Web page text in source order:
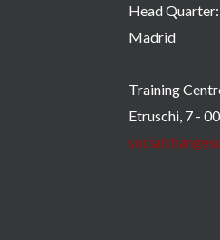
Head
Madrid
Training
Etruschi, 7 -